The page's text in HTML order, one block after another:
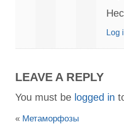
Log
LEAVE A REPLY
You must be logged in
« Метаморфозы